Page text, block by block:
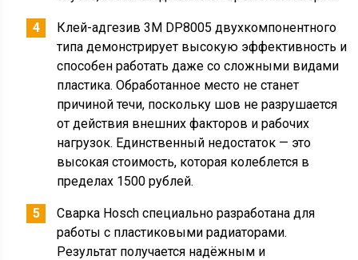
Клей-адгезив 3M DP8005 двухкомпонентного
типа демонстрирует высокую эффективность и
способен работать даже со сложными видами
пластика. Обработанное место не станет
причиной течи, поскольку шов не разрушается
от действия внешних факторов и рабочих
нагрузок. Единственный недостаток — это
высокая стоимость, которая колеблется в
пределах 1500 рублей.
Сварка Hosch специально разработана для
работы с пластиковыми радиаторами.
Результат получается надёжным и